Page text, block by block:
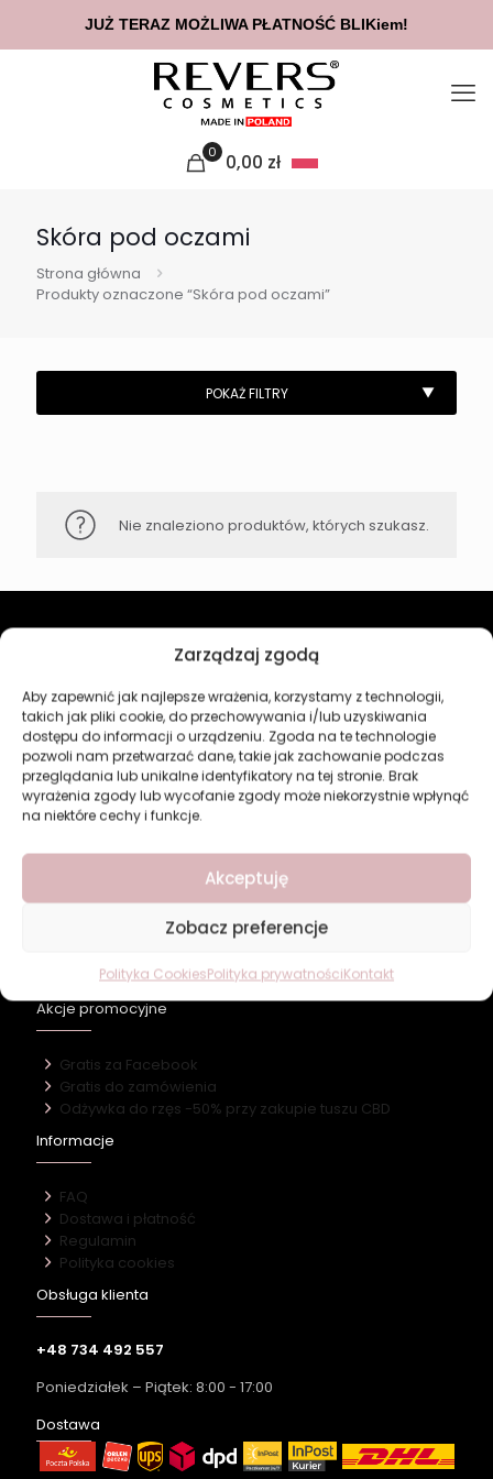
Zarządzaj zgodą
Aby zapewnić jak najlepsze wrażenia, korzystamy z technologii,
takich jak pliki cookie, do przechowywania i/lub uzyskiwania
dostępu do informacji o urządzeniu. Zgoda na te technologie
pozwoli nam przetwarzać dane, takie jak zachowanie podczas
przeglądania lub unikalne identyfikatory na tej stronie. Brak
wyrażenia zgody lub wycofanie zgody może niekorzystnie wpłynąć
na niektóre cechy i funkcje.
Akceptuję
Zobacz preferencje
Polityka CookiesPolityka prywatnościKontakt
0 0,00 zł
Skóra pod oczami
Strona główna
Produkty oznaczone “Skóra pod oczami”
Nie znaleziono produktów, których szukasz.
O firmie
Nasz marki
Kontakt
Kategorie
Manicure i Pedicure
Bestsellery
Akcje promocyjne
Gratis za Facebook
Gratis do zamówienia
Odżywka do rzęs -50% przy zakupie tuszu CBD
Informacje
FAQ
Dostawa i płatność
Regulamin
Polityka cookies
Obsługa klienta
+48 734 492 557
Poniedziałek – Piątek: 8:00 - 17:00
Dostawa
JUŻ TERAZ MOŻLIWA PŁATNOŚĆ BLIKiem!